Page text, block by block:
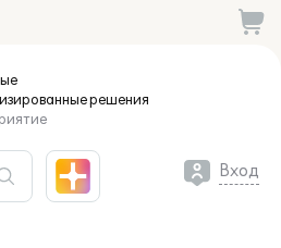
решения
Вход